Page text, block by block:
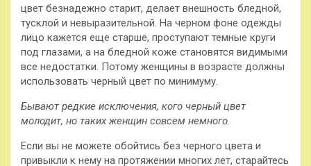
цвет безнадежно старит, делает внешность бледной,
тусклой и невыразительной. На черном фоне одежды
лицо кажется еще старше, проступают темные круги
под глазами, а на бледной коже становятся видимыми
все недостатки. Потому женщины в возрасте должны
использовать черный цвет по минимуму.
Бывают редкие исключения, кого черный цвет
молодит, но таких женщин совсем немного.
Если вы не можете обойтись без черного цвета и
привыкли к нему на протяжении многих лет, старайтесь